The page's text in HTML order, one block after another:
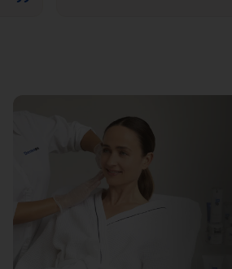
agradecer, isso não só
melhorou minhas
cicatrizes, como também
minha autoestima.